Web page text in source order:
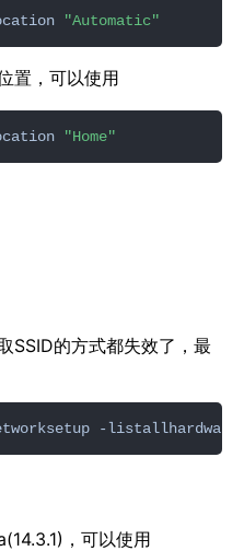
"Automatic"
置，可以使用
"Home"
SSID的方式都失效了，最
-
，可以使用